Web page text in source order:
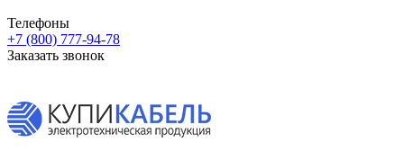
Телефоны
+7 (800) 777-94-78
Заказать звонок